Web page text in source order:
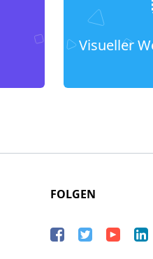
Visueller
FOLGEN